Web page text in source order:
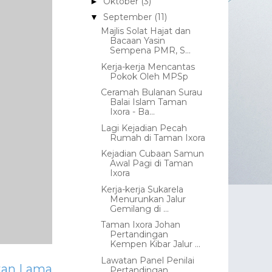
Lama
▼ September (11)
Majlis Solat Hajat dan
Bacaan Yasin
Sempena PMR, S...
Kerja-kerja Mencantas
Pokok Oleh MPSp
Ceramah Bulanan Surau
Balai Islam Taman
Ixora - Ba...
Lagi Kejadian Pecah
Rumah di Taman Ixora
Kejadian Cubaan Samun
Awal Pagi di Taman
Ixora
Kerja-kerja Sukarela
Menurunkan Jalur
Gemilang di ...
Taman Ixora Johan
Pertandingan
Kempen Kibar Jalur ...
Lawatan Panel Penilai